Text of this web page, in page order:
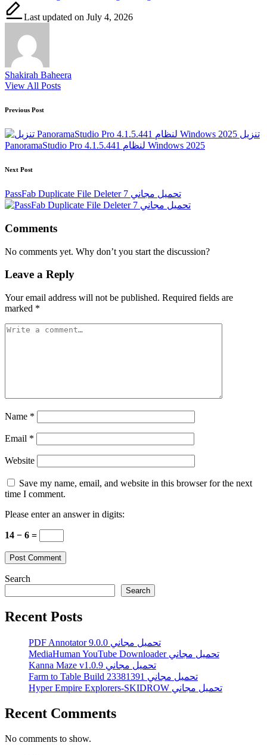
Last updated on July 4, 2026
Shakirah Baheera
View All Posts
Post
navigation
Previous Post
تنزيل
PanoramaStudio Pro 4.1.5.441 لنظام Windows 2025
Next Post
PassFab Duplicate File Deleter 7 تحميل مجاني
Comments
No comments yet. Why don’t you start the discussion?
Leave a Reply
Your email address will not be published. Required fields are
marked *
Name *
Email *
Website
Save my name, email, and website in this browser for the next
time I comment.
Please enter an answer in digits:
14 − 6 =
Search
Search
Recent Posts
PDF Annotator 9.0.0 تحميل مجاني
MediaHuman YouTube Downloader تحميل مجاني
Kanna Maze v1.0.9 تحميل مجاني
Farm to Table Build 23381391 تحميل مجاني
Hyper Empire Explorers-SKIDROW تحميل مجاني
Recent Comments
No comments to show.